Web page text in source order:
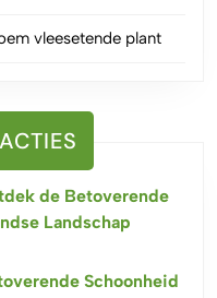
vleesetende plant
de Betoverende
Landschap
Schoonheid